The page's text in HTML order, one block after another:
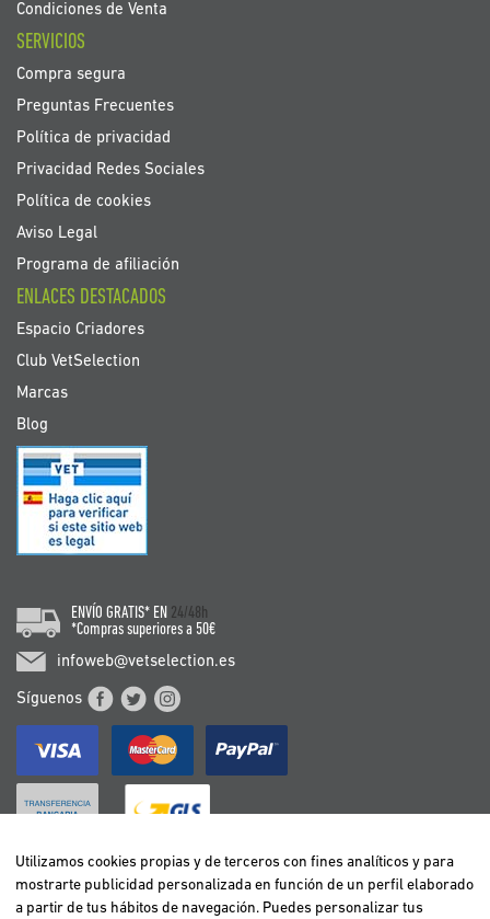
Condiciones de Venta
SERVICIOS
Compra segura
Preguntas Frecuentes
Política de privacidad
Privacidad Redes Sociales
Política de cookies
Aviso Legal
Programa de afiliación
ENLACES DESTACADOS
Espacio Criadores
Club VetSelection
Marcas
Blog
ENVÍO GRATIS* EN 24/48h
*Compras superiores a 50€
infoweb@vetselection.es
Síguenos
BELGIË / BELGIQUE
Utilizamos cookies propias y de terceros con fines analíticos y para
mostrarte publicidad personalizada en función de un perfil elaborado
a partir de tus hábitos de navegación. Puedes personalizar tus